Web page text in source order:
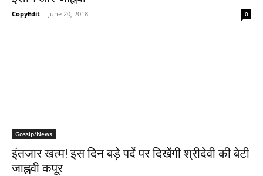
CopyEdit - June 20, 2018 0
Gossip/News
इंतजार खत्म! इस दिन बड़े पर्दे पर दिखेंगी श्रीदेवी की बेटी
जाह्नवी कपूर